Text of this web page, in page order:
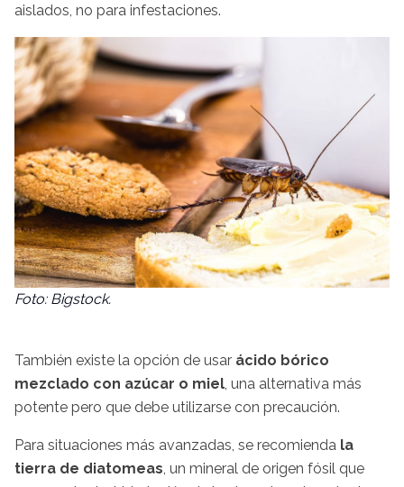
aislados, no para infestaciones.
Foto: Bigstock.
También existe la opción de usar ácido bórico
mezclado con azúcar o miel, una alternativa más
potente pero que debe utilizarse con precaución.
Para situaciones más avanzadas, se recomienda la
tierra de diatomeas, un mineral de origen fósil que